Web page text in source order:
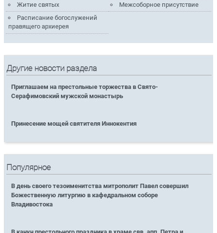
Житие святых
Межсоборное присутствие
Расписание богослужений
правящего архиерея
Другие новости раздела
Приглашаем на престольные торжества в Свято-
Серафимовский мужской монастырь
Принесение мощей святителя Иннокентия
Популярное
В день своего тезоименитства митрополит Павел совершил
Божественную литургию в кафедральном соборе
Владивостока